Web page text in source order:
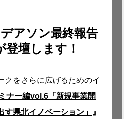
アソン最終報告
登壇します！
クをさらに広げるためのイ
ナー編vol.6「新規事業開
県北イノベーション」
』